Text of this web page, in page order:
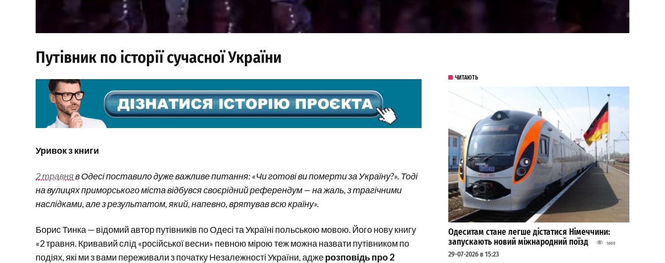
Путівник по історії сучасної України
Уривок з книги
2 травняв Одесі поставило дуже важливе питання: «Чи готові ви померти за Україну?». Тоді
на вулицях приморського міста відбувся своєрідний референдум — на жаль, з трагічними
наслідками, але з результатом, який, напевно, врятував всю країну».
Борис Тинка — відомий автор путівників по Одесі та Україні польською мовою. Його нову книгу
«2 травня. Кривавий слід «російської весни» певною мірою теж можна назвати путівником по
подіях, які ми з вами переживали з початку Незалежності України, аджерозповідь про 2
ЧИТАЮТЬ
Одеситам стане легше дістатися Німеччини:
запускають новий міжнародний поїзд
5600
29-07-2026 в 15:23